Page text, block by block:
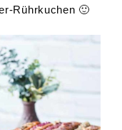
Rührkuchen 🙂